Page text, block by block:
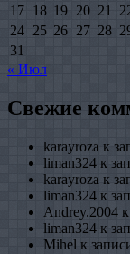
17 18 19 20 21
24 25 26 27 28
31
« Июл
Свежие
karayroza к
liman324 к
karayroza к
liman324 к
Andrey.2004
liman324 к
Mihel к